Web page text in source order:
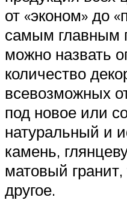
от «эконом» до
самым главным
можно назвать
количество
всевозможных
под новое или
натуральный и
камень,
матовый
другое.